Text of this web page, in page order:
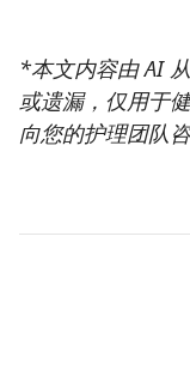
*本文内容由 AI
或遗漏，仅用于
向您的护理团队咨